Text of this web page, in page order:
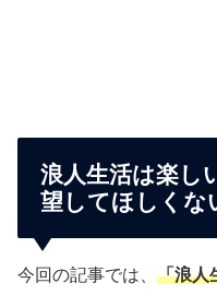
浪人生活は楽し
望してほしくな
今回の記事では、 「浪人